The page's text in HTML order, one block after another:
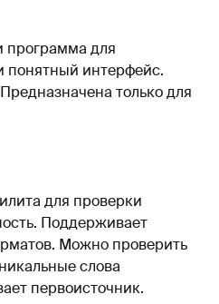
программа для
понятный интерфейс.
только для
для проверки
Поддерживает
Можно проверить
слова
первоисточник.